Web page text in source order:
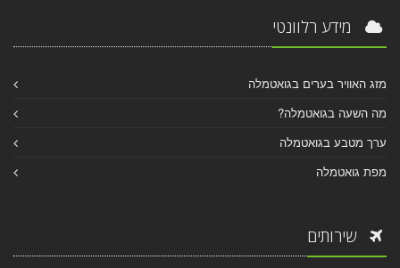
מידע רלוונטי
מזג האוויר בערים בגואטמלה
מה השעה בגואטמלה?
ערך מטבע בגואטמלה
מפת גואטמלה
שירותים